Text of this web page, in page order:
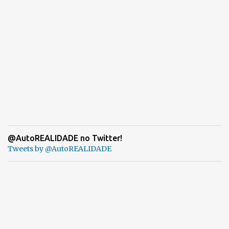
@AutoREALIDADE no Twitter!
Tweets by @AutoREALIDADE